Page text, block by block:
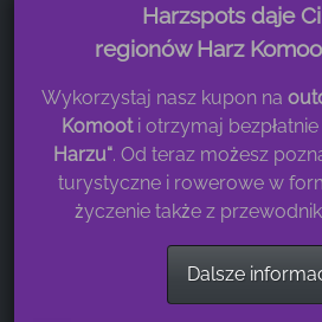
Harzspots daje
regionów Harz
Wykorzystaj nasz kupon na
Komooti otrzymaj bezpłatnie
Harzu“. Od teraz możesz
turystyczne i rowerowe w
życzenie także z
Dalsze